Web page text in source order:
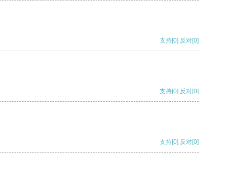
支持[0] 反对[0]
支持[0] 反对[0]
支持[0] 反对[0]